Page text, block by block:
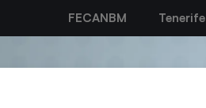
FECANBM Tenerife